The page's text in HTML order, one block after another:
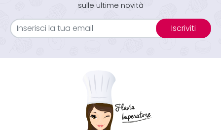
sulle ultime novità
Iscriviti